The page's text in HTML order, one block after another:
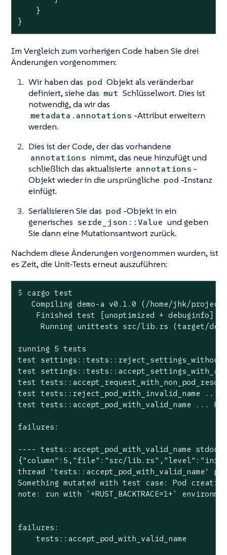
    }
}
Im Vergleich zum vorherigen Code haben Sie drei
Änderungen vorgenommen:
Wir haben das pod Objekt als veränderbar
definiert, siehe das mut Schlüsselwort. Dies ist
notwendig, da wir das
metadata.annotations -Attribut erweitern
werden.
Dies ist der Code, der das vorhandene
annotations nimmt, das neue hinzufügt und
schließlich das aktualisierte annotations -
Objekt wieder in die ursprüngliche pod -Instanz
einfügt.
Serialisieren Sie das pod -Objekt in ein
generisches serde_json::Value und geben
Sie dann eine Mutationsantwort zurück.
Nachdem diese Änderungen vorgenommen wurden, ist
es Zeit, die Unit-Tests erneut auszuführen:
$ cargo test
Compiling demo-a v0.1.0 (/home/jhk/
Finished test [unoptimized + debuginfo]
Running unittests src/lib.rs (target/
running 5 tests
test
test
test
test tests::reject_pod_with_invalid_name ...
test tests::accept_pod_with_valid_name ...
failures:
---- tests::accept_pod_with_valid_name
{"column":5,"file":"src/
thread 'tests::accept_pod_with_valid_name'
Something mutated with test case: Pod
note: run with `+RUST_BACKTRACE=1+`
failures:
    tests::accept_pod_with_valid_name